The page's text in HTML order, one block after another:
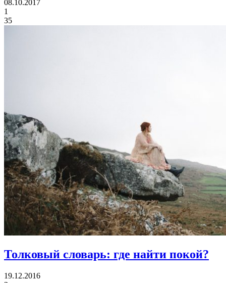
08.10.2017
1
35
Толковый словарь: где найти покой?
19.12.2016